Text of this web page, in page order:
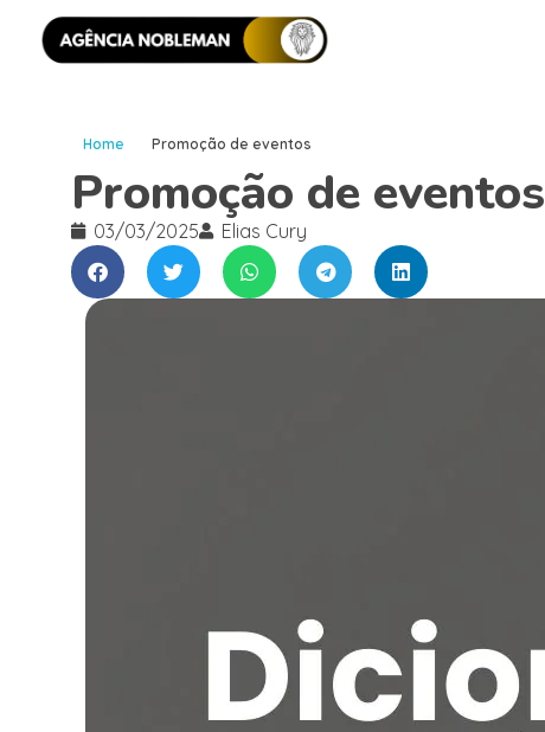
Home Promoção de eventos
Promoção de eventos
03/03/2025 Elias Cury